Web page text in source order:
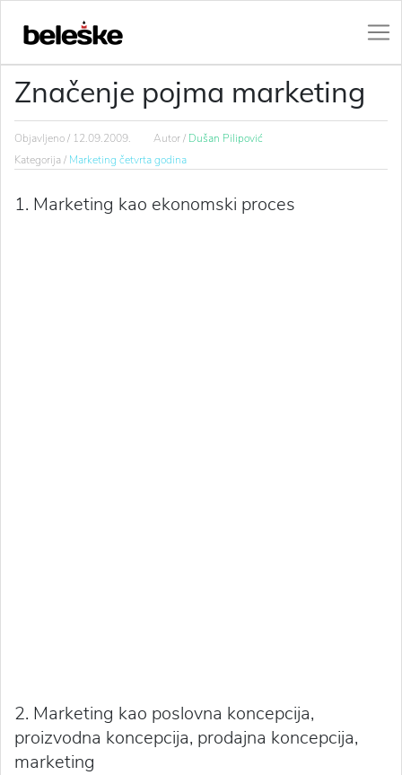
Značenje pojma marketing
Objavljeno / 12.09.2009. Autor / Dušan Pilipović
Kategorija / Marketing četvrta godina
1. Marketing kao ekonomski proces
2. Marketing kao poslovna koncepcija,
proizvodna koncepcija, prodajna koncepcija,
marketing